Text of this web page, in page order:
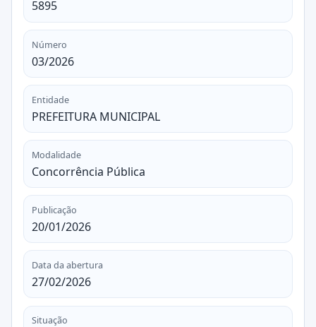
5895
Número
03/2026
Entidade
PREFEITURA MUNICIPAL
Modalidade
Concorrência Pública
Publicação
20/01/2026
Data da abertura
27/02/2026
Situação